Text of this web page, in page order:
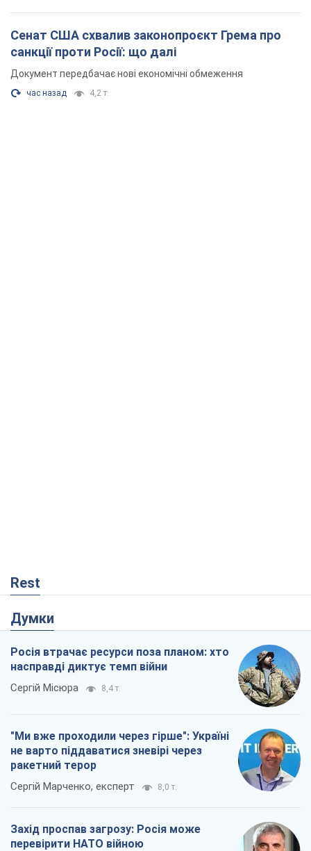
Сенат США схвалив законопроєкт Грема про
санкції проти Росії: що далі
Документ передбачає нові економічні обмеження
час назад 4,2 т.
Rest
Думки
Росія втрачає ресурси поза планом: хто
насправді диктує темп війни
Сергій Місюра 8,4 т.
"Ми вже проходили через гірше": Україні
не варто піддаватися зневірі через
ракетний терор
Сергій Марченко, експерт 8,0 т.
Захід проспав загрозу: Росія може
перевірити НАТО війною